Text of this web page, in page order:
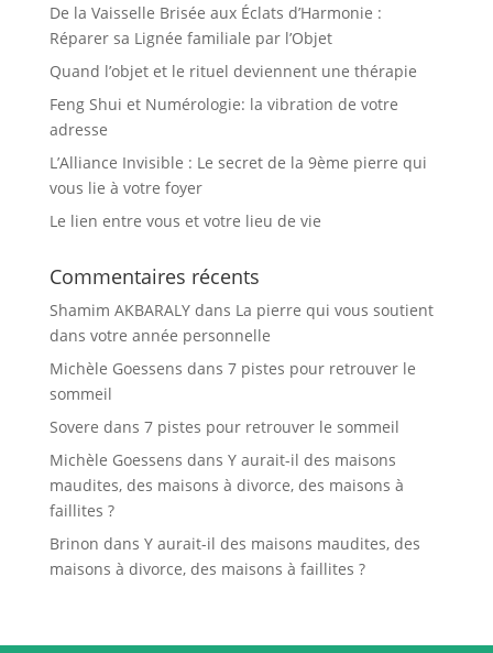
De la Vaisselle Brisée aux Éclats d’Harmonie :
Réparer sa Lignée familiale par l’Objet
Quand l’objet et le rituel deviennent une thérapie
Feng Shui et Numérologie: la vibration de votre
adresse
L’Alliance Invisible : Le secret de la 9ème pierre qui
vous lie à votre foyer
Le lien entre vous et votre lieu de vie
Commentaires récents
Shamim AKBARALYdans La pierre qui vous soutient
dans votre année personnelle
Michèle Goessens dans 7 pistes pour retrouver le
sommeil
Sovere dans 7 pistes pour retrouver le sommeil
Michèle Goessens dans Y aurait-il des maisons
maudites, des maisons à divorce, des maisons à
faillites ?
Brinon dans Y aurait-il des maisons maudites, des
maisons à divorce, des maisons à faillites ?